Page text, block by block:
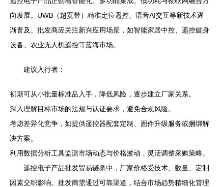
向发展。UWB（超宽带）精准定位遥控、语音AI交互等新技术逐
渐普及。批发商应关注新兴应用场景，如智能家居中控、遥控健身
设备、农业无人机遥控等蓝海市场。
建议入行者：
初期可从小批量标准品入手，降低风险，逐步建立厂家关系。
深入理解目标市场的法规与认证要求，避免合规风险。
考虑差异化竞争，如提供遥控器配套定制、固件升级服务或捆绑解
决方案。
利用数据分析工具监测市场动态与价格波动，灵活调整采购策略。
遥控电子产品批发贸易链条中，厂家价格受技术、数量、定制
因素交织影响。批发商需通过可靠渠道，结合市场趋势精细化管理